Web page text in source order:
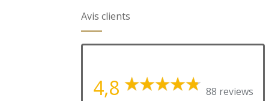
Avis clients
4,8 88 reviews